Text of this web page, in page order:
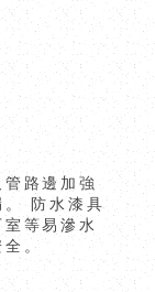
路邊加強
。 防水漆具
等易滲水
。